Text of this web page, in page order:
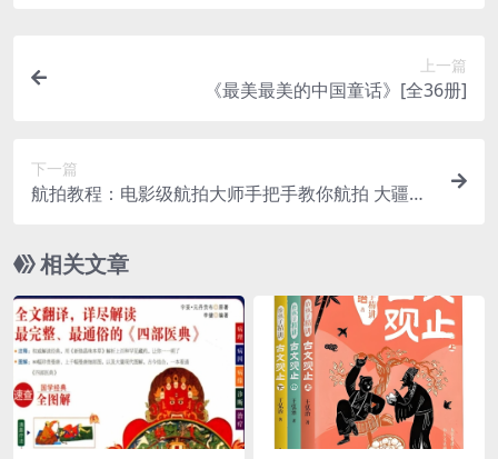
上一篇
《最美最美的中国童话》[全36册]
下一篇
航拍教程：电影级航拍大师手把手教你航拍 大疆全
相关文章